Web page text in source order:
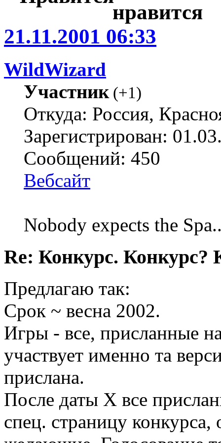
21.11.2001 06:33
WildWizard
Участник(+1)
Откуда: Россия,
Зарегистрирован:
Сообщений: 450
Вебсайт
Nobody expects the
Re: Конкурс. Конкурс?
Предлагаю так:
Срок ~ весна 2002.
Игры - все, присланные
участвует именно та
прислана.
После даты X все
спец. страницу конкурса,